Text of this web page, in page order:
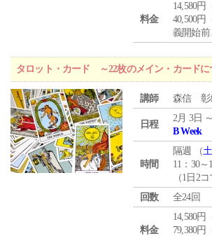
料金
14,580円
40,500
義開始前
タロット・カード ～22枚のメイン・カードに
講師 森信 彰
日程
2月 3日
B Week
時間
隔週 （土
11：30～
（1日2コ
回数
全24回
料金
14,580円
79,380